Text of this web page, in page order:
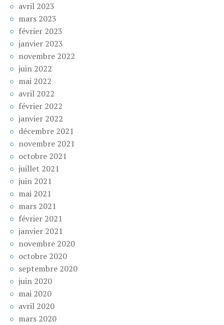
avril 2023
mars 2023
février 2023
janvier 2023
novembre 2022
juin 2022
mai 2022
avril 2022
février 2022
janvier 2022
décembre 2021
novembre 2021
octobre 2021
juillet 2021
juin 2021
mai 2021
mars 2021
février 2021
janvier 2021
novembre 2020
octobre 2020
septembre 2020
juin 2020
mai 2020
avril 2020
mars 2020